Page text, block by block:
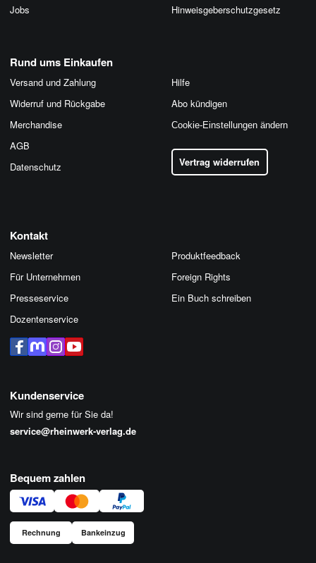
Jobs Hinweis­geber­schutz­gesetz
Kontakt
Newsletter
Für Unternehmen
Presseservice
Dozentenservice
Produktfeedback
Foreign Rights
Ein Buch schreiben
Rund ums Einkaufen
Versand und Zahlung
Widerruf und Rückgabe
Merchandise
AGB
Datenschutz
Hilfe
Abo kündigen
Cookie-Einstellungen ändern
Vertrag widerrufen
Kundenservice
Wir sind gerne für Sie da!
service@rheinwerk-verlag.de
Bequem zahlen
Rechnung Bankeinzug